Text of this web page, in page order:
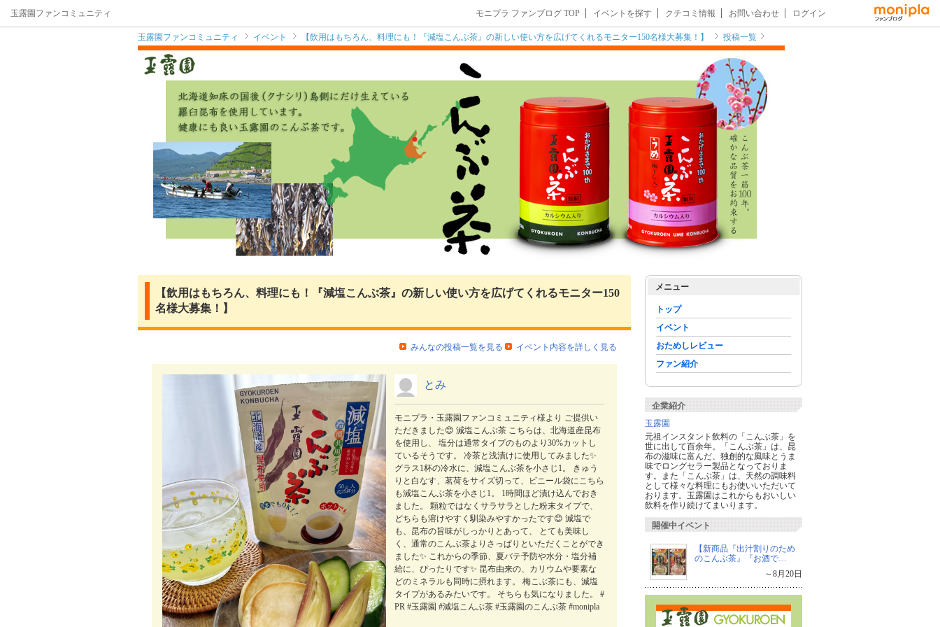
玉露園ファンコミュニティ モニプラ ファンブログ TOP イベントを探す クチコミ情報 お問い合わせ ログイン
玉露園ファンコミュニティ イベント 【飲用はもちろん、料理にも！『減塩こんぶ茶』の新しい使い方を広げてくれるモニター150名様大募集！】 投稿一覧
【飲用はもちろん、料理にも！『減塩こんぶ茶』の新しい使い方を広げてくれるモニター150
名様大募集！】
みんなの投稿一覧を見る イベント内容を詳しく見る
とみ
モニプラ・玉露園ファンコミュニティ様より ご提供い
ただきました😊 減塩こんぶ茶 こちらは、北海道産昆布
を使用し、 塩分は通常タイプのものより30%カットし
ているそうです。 冷茶と浅漬けに使用してみました✨
グラス1杯の冷水に、減塩こんぶ茶を小さじ1。 きゅう
りと白なす、茗荷をサイズ切って、ビニール袋にこちら
も減塩こんぶ茶を小さじ1。 1時間ほど漬け込んでおき
ました。 顆粒ではなくサラサラとした粉末タイプで、
どちらも溶けやすく馴染みやすかったです😊 減塩で
も、昆布の旨味がしっかりとあって、 とても美味し
く、通常のこんぶ茶よりさっぱりといただくことができ
ました✨ これからの季節、夏バテ予防や水分・塩分補
給に、ぴったりです✨ 昆布由来の、カリウムや要素な
どのミネラルも同時に摂れます。 梅こぶ茶にも、減塩
タイプがあるみたいです。 そちらも気になりました。 #
PR #玉露園 #減塩こんぶ茶 #玉露園のこんぶ茶 #monipla
メニュー
トップ
イベント
おためしレビュー
ファン紹介
企業紹介
玉露園
元祖インスタント飲料の「こんぶ茶」を
世に出して百余年。「こんぶ茶」は、昆
布の滋味に富んだ、独創的な風味とうま
味でロングセラー製品となっておりま
す。また「こんぶ茶」は、天然の調味料
として様々な料理にもお使いいただいて
おります。玉露園はこれからもおいしい
飲料を作り続けてまいります。
開催中イベント
【新商品『出汁割りのため
のこんぶ茶』『お酒で…
～8月20日